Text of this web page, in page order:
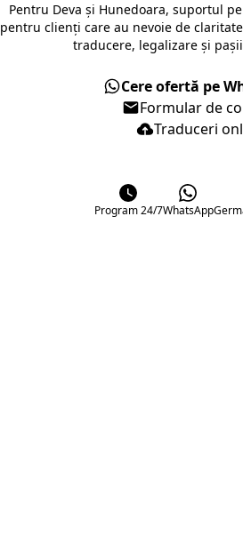
Pentru Deva și Hunedoara, suportul
pentru clienți care au nevoie de
traducere, legalizare și
Cere ofertă pe
Formular de
Traduceri
Program 24/7WhatsApp